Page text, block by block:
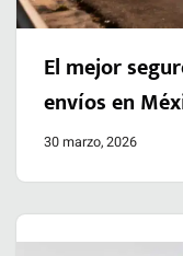
El mejor
envíos en
30 marzo, 2026